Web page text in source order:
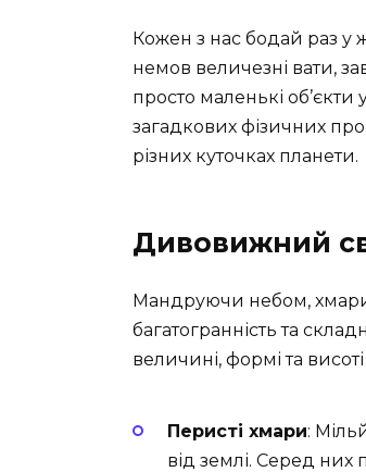
Кожен з нас бодай раз у
немов величезні вати,
просто маленькі
загадкових фізичних
різних куточках планети.
Дивовижний
Мандруючи небом,
багатогранність та
величині, формі та
Перисті хмари:
від землі. Серед них